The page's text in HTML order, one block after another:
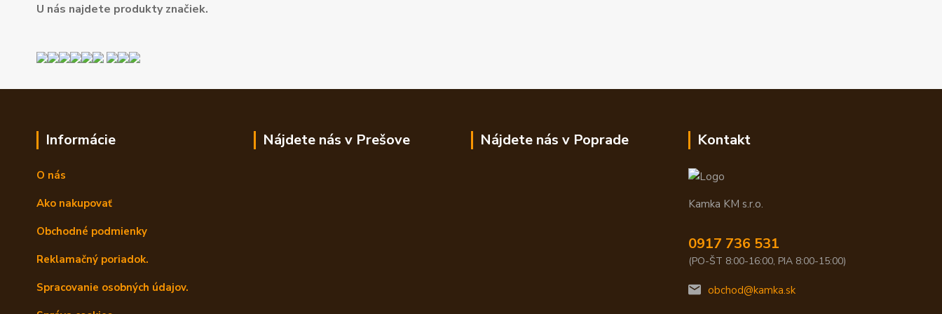
U nás najdete produkty značiek.
Informácie
O nás
Ako nakupovať
Obchodné podmienky
Reklamačný poriadok.
Spracovanie osobných údajov.
Nájdete nás v Prešove Nájdete nás v Poprade Kontakt
Kamka KM s.r.o.
0917 736 531
(PO-ŠT 8:00-16:00, PIA 8:00-15:00)
obchod@kamka.sk